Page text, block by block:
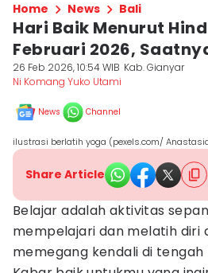
Home News Bali
Hari Baik Menurut
Februari 2026,
26 Feb 2026, 10:54 WIB Kab. Gianyar
Ni Komang Yuko Utami
News Channel
ilustrasi berlatih yoga (pexels.com/
Share Article
Belajar adalah aktivitas
mempelajari dan melatih diri
memegang kendali di tengah